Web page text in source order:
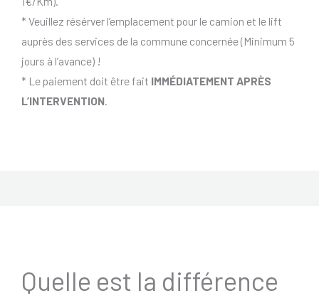
* Veuillez résérver l’emplacement pour le camion et le lift
auprès des services de la commune concernée (Minimum 5
jours à l’avance) !
* Le paiement doit être fait IMMÉDIATEMENT APRÈS
L’INTERVENTION
Quelle est la différence